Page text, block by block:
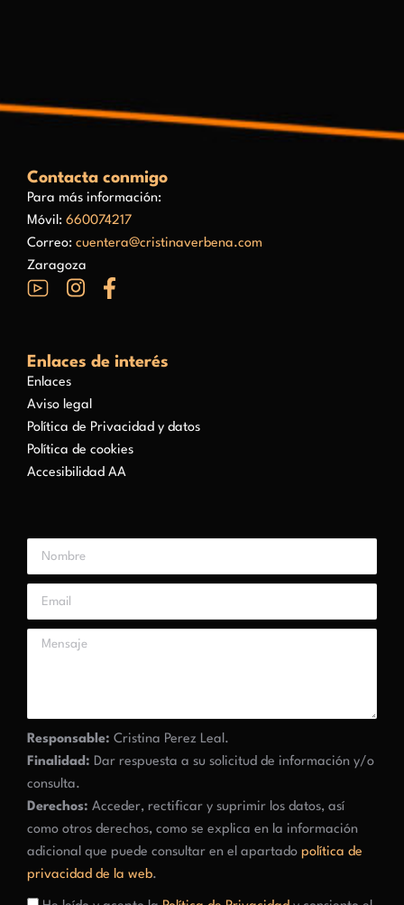
Contacta conmigo
Para más información:
Móvil: 660074217
Correo: cuentera@cristinaverbena.com
Zaragoza
Enlaces de interés
Enlaces
Aviso legal
Política de Privacidad y datos
Política de cookies
Accesibilidad AA
Responsable: Cristina Perez Leal.
Finalidad: Dar respuesta a su solicitud de información y/o
consulta.
Derechos: Acceder, rectificar y suprimir los datos, así
como otros derechos, como se explica en la información
adicional que puede consultar en el apartado política de
privacidad de la web.